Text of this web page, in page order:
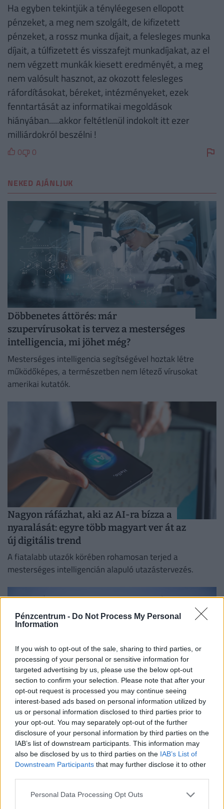
Pénzcentrum - Do Not Process My Personal
Information
If you wish to opt-out of the sale, sharing to third parties, or
processing of your personal or sensitive information for
targeted advertising by us, please use the below opt-out
section to confirm your selection. Please note that after your
opt-out request is processed you may continue seeing
interest-based ads based on personal information utilized by
us or personal information disclosed to third parties prior to
your opt-out. You may separately opt-out of the further
disclosure of your personal information by third parties on the
IAB’s list of downstream participants. This information may
also be disclosed by us to third parties on the IAB’s List of
Downstream Participants that may further disclose it to other
Personal Data Processing Opt Outs
Ha egyben tekintjük a tényléegesen ellopott
pénzeket, a meg nem szolgált, de kifizetett
pénzeket, a rossz munka díjait, a felesleges munka
díjait, a túlfizetett és visszafejt munkadíjakat, az el
nem végzett munkák kiesett eredményét, a meg
nem valósult hasznot, az okozott felesleges
ráfordításokat, béreket, intézményeket, ezek
fenntartását az informatikai megoldások
hiányában.....akkor feltétlenül indokolt itt ezer
milliárdokról beszélni !
0 0
NEKED AJÁNLJUK
Döbbenetes áttörés: már
szupervírusokat is tervez a mesterséges
intelligencia, mi jöhet még?
Mesterséges intelligencia segítségével hoztak létre
működőképes, a természetben nem létező vírusokat
amerikai kutatók.
Nagyon ráfázhat, aki az AI-ra bízza a
nyaralását: egyre több magyart ver át az
új digitális trend
A fiatalabb utazók körében rohamosan terjed a
mesterséges intelligencián alapuló utazástervezés.
Még mindig nehéz a helyzet a Paksi
Atomerőműnél: alig tizedét termeli a
megszokottnak, most jött a friss jelentés
Enyhülni látszik a Paksi Atomerőművet veszélyeztető
helyzet: a Duna vízszintje Paksnál az elmúlt egy napban
három centimétert emelkedett.